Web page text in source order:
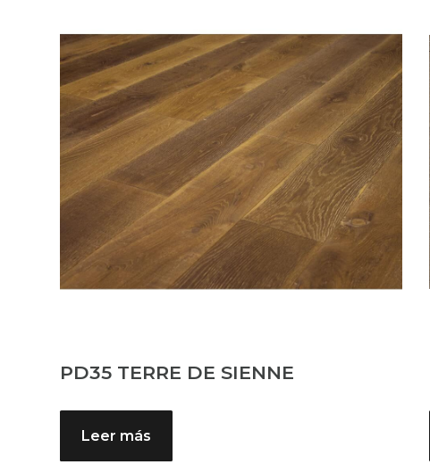
PD35 TERRE DE SIENNE
Leer más